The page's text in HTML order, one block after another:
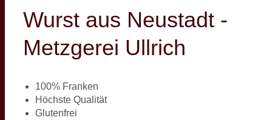
Wurst aus Neustadt -
Metzgerei Ullrich
100% Franken
Höchste Qualität
Glutenfrei